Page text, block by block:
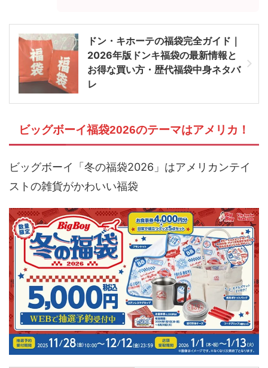
ドン・キホーテの福袋完全ガイド｜
2026年版ドンキ福袋の最新情報と
お得な買い方・歴代福袋中身ネタバ
レ
ビッグボーイ福袋2026のテーマはアメリカ！
ビッグボーイ「冬の福袋2026」はアメリカンテイ
ストの雑貨がかわいい福袋